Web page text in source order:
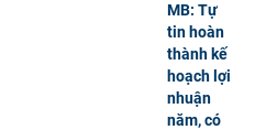
MB: Tự
tin hoàn
thành kế
hoạch lợi
nhuận
năm, có